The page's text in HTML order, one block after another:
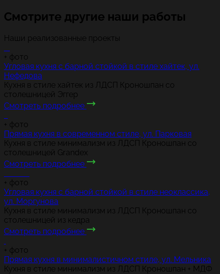
Смотрите другие наши работы
Наши реализованные проекты
+ фото
Угловая кухня с барной стойкой в стиле хайтек, ул.
Нефедова
Кухня в стиле хайтек из ЛДСП Кроношпан со
столешницей Эггер
Смотреть подробнее
+ фото
Прямая кухня в современном стиле, ул. Парковая
Кухня в стиле минимализм из ЛДСП Кроношпан со
столешницей Grandex
Смотреть подробнее
+ фото
Угловая кухня с барной стойкой в стиле неоклассика,
ул. Моргунова
Кухня в стиле минимализм из ЛДСП Кроношпан со
столешницей из кедра
Смотреть подробнее
+ фото
Прямая кухня в минималистичном стиле, ул. Мельника
Кухня в стиле минимализм из ЛДСП Кроношпан + МДФ